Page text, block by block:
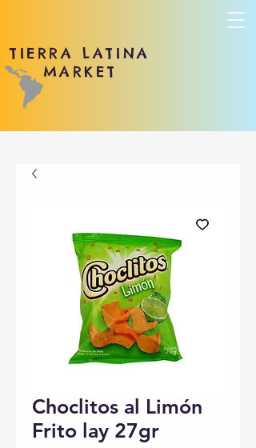
TIERRA LATINA
MARKET
Choclitos al Limón
Frito lay 27gr